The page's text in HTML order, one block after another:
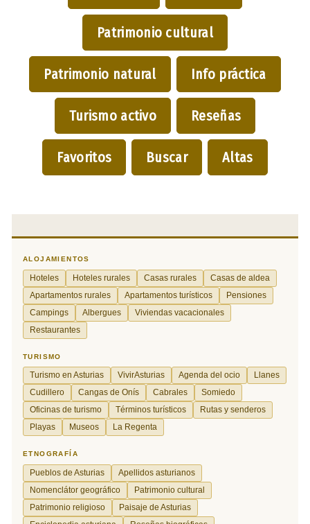
Patrimonio cultural
Patrimonio natural Info práctica
Turismo activo Reseñas
Favoritos Buscar Altas